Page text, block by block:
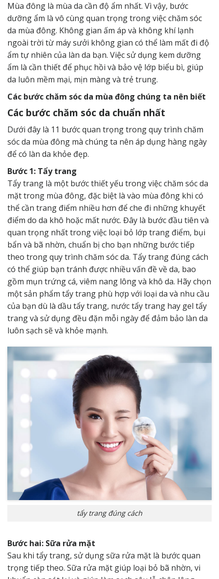
Mùa đông là mùa da cần độ ẩm nhất. Vì vậy, bước
dưỡng ẩm là vô cùng quan trọng trong việc chăm sóc
da mùa đông. Không gian ấm áp và không khí lạnh
ngoài trời từ máy sưởi không gian có thể làm mất đi độ
ẩm tự nhiên của làn da bạn. Việc sử dụng kem dưỡng
ẩm là cần thiết để phục hồi và bảo vệ lớp biểu bì, giúp
da luôn mềm mại, mịn màng và trẻ trung.
Các bước chăm sóc da mùa đông chúng ta nên biết
Các bước chăm sóc da chuẩn nhất
Dưới đây là 11 bước quan trọng trong quy trình chăm
sóc da mùa đông mà chúng ta nên áp dụng hàng ngày
để có làn da khỏe đẹp.
Bước 1: Tẩy trang
Tẩy trang là một bước thiết yếu trong việc chăm sóc da
mặt trong mùa đông, đặc biệt là vào mùa đông khi có
thể cần trang điểm nhiều hơn để che đi những khuyết
điểm do da khô hoặc mất nước. Đây là bước đầu tiên và
quan trọng nhất trong việc loại bỏ lớp trang điểm, bụi
bẩn và bã nhờn, chuẩn bị cho bạn những bước tiếp
theo trong quy trình chăm sóc da. Tẩy trang đúng cách
có thể giúp bạn tránh được nhiều vấn đề về da, bao
gồm mụn trứng cá, viêm nang lông và khô da. Hãy chọn
một sản phẩm tẩy trang phù hợp với loại da và nhu cầu
của bạn dù là dầu tẩy trang, nước tẩy trang hay gel tẩy
trang và sử dụng đều đặn mỗi ngày để đảm bảo làn da
luôn sạch sẽ và khỏe mạnh.
tẩy trang đúng cách
Bước hai: Sữa rửa mặt
Sau khi tẩy trang, sử dụng sữa rửa mặt là bước quan
trọng tiếp theo. Sữa rửa mặt giúp loại bỏ bã nhờn, vi